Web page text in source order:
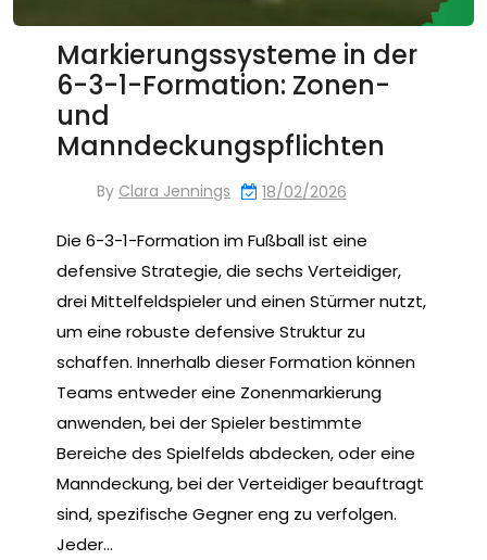
Markierungssysteme in der
6-3-1-Formation: Zonen-
und
Manndeckungspflichten
By Clara Jennings 18/02/2026
Die 6-3-1-Formation im Fußball ist eine
defensive Strategie, die sechs Verteidiger,
drei Mittelfeldspieler und einen Stürmer nutzt,
um eine robuste defensive Struktur zu
schaffen. Innerhalb dieser Formation können
Teams entweder eine Zonenmarkierung
anwenden, bei der Spieler bestimmte
Bereiche des Spielfelds abdecken, oder eine
Manndeckung, bei der Verteidiger beauftragt
sind, spezifische Gegner eng zu verfolgen.
Jeder…